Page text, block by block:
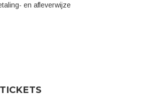
en afleverwijze